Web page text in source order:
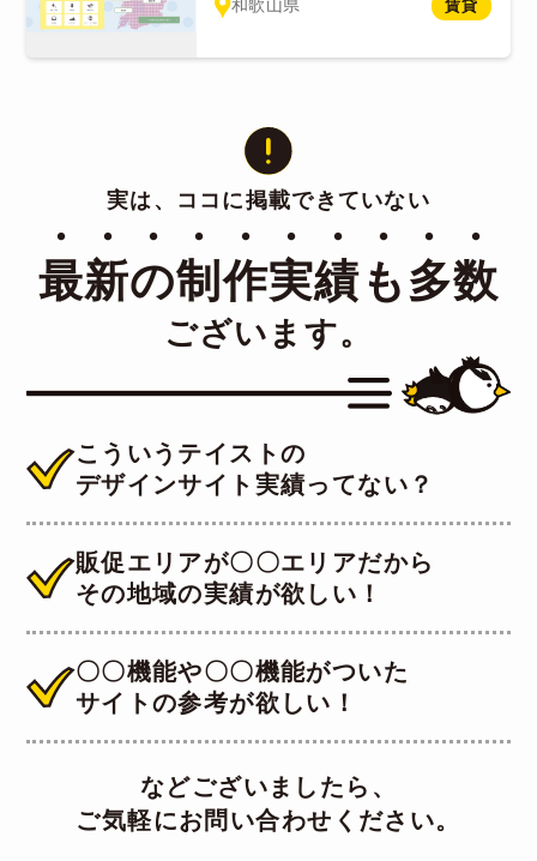
和歌山県 賃貸
実は、ココに掲載できていない
最新の制作実績も多数
・・・・・・・・・・
ございます。
こういうテイストの
デザインサイト実績ってない？
販促エリアが〇〇エリアだから
その地域の実績が欲しい！
〇〇機能や〇〇機能がついた
サイトの参考が欲しい！
などございましたら、
ご気軽にお問い合わせください。